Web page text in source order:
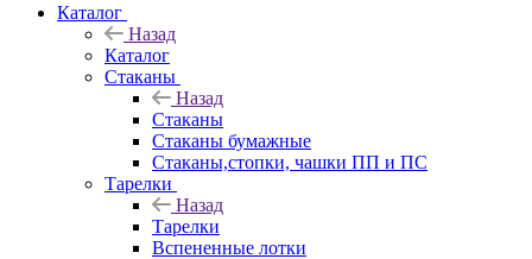
Каталог
Назад
Каталог
Стаканы
Назад
Стаканы
Стаканы бумажные
Стаканы,стопки, чашки ПП и ПС
Тарелки
Назад
Тарелки
Вспененные лотки